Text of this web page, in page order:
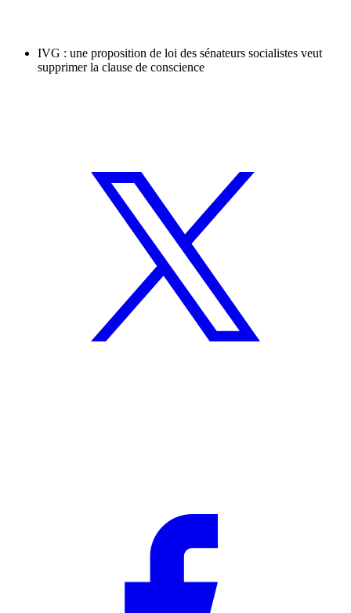
IVG : une proposition de loi des sénateurs socialistes veut
supprimer la clause de conscience